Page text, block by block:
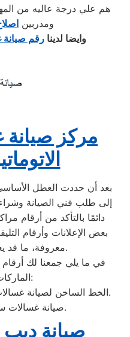
هم علي درجة عاليه من
ومدربين
وايضا لدينارقم
مركز صيانة
بعد أن حددت العطل الأساسي
إلى طلب فني الصيانة
دائمًا بالتأكد من أرقام
بعض الإعلانات وأرقام
معروفة، ما قد يعرضك لعمليات النصب.
في ما يلي جمعنا لك أرقام
الماركات في العجمي:
الخط الساخن لصيانة غسالات ملابس سيلتال 01210999852.
صيانة غسالات سيلتال 01096922100.
صيانة ديب